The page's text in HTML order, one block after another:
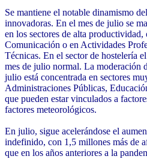
Se mantiene el notable dinamismo
innovadoras. En el mes de julio se
en los sectores de alta
Comunicación o en Actividades
Técnicas. En el sector de hostelería
mes de julio normal. La moderación
julio está concentrada en sectores
Administraciones Públicas,
que pueden estar vinculados a
factores meteorológicos.
En julio, sigue acelerándose el
indefinido, con 1,5 millones más de
que en los años anteriores a la